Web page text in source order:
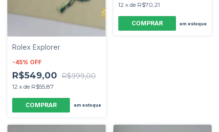
Rolex Explorer
-45% OFF
R$549,00 R$999,00
12 x de R$55,87
em estoque
12 x de R$70,21
em estoque